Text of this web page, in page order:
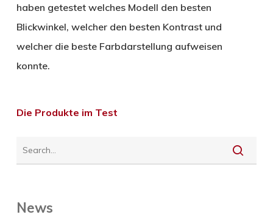
haben getestet welches Modell den besten
Blickwinkel, welcher den besten Kontrast und
welcher die beste Farbdarstellung aufweisen
konnte.
Die Produkte im Test
News